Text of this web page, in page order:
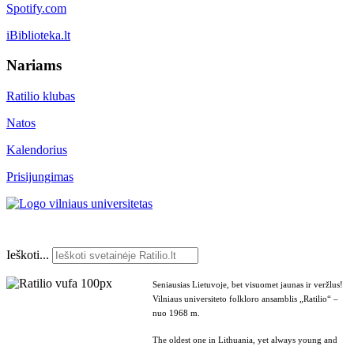
Spotify.com
iBiblioteka.lt
Nariams
Ratilio klubas
Natos
Kalendorius
Prisijungimas
Ieškoti...
Seniausias Lietuvoje, bet visuomet jaunas ir veržlus!
Vilniaus universiteto folkloro ansamblis „Ratilio“ –
nuo 1968 m.
The oldest one in Lithuania, yet always young and